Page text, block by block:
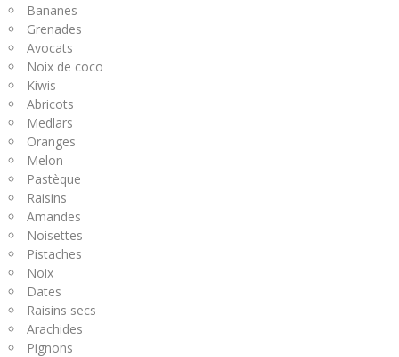
Bananes
Grenades
Avocats
Noix de coco
Kiwis
Abricots
Medlars
Oranges
Melon
Pastèque
Raisins
Amandes
Noisettes
Pistaches
Noix
Dates
Raisins secs
Arachides
Pignons